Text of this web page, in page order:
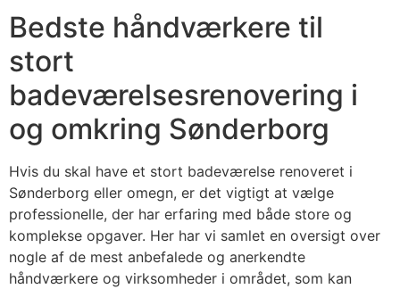
Bedste håndværkere til
stort
badeværelsesrenovering i
og omkring Sønderborg
Hvis du skal have et stort badeværelse renoveret i
Sønderborg eller omegn, er det vigtigt at vælge
professionelle, der har erfaring med både store og
komplekse opgaver. Her har vi samlet en oversigt over
nogle af de mest anbefalede og anerkendte
håndværkere og virksomheder i området, som kan